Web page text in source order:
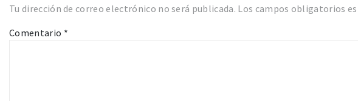
Tu dirección de correo electrónico no será publicada. Los campos obligatorios
Comentario *